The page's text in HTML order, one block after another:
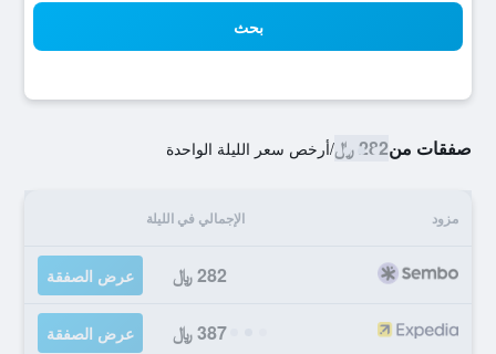
بحث
صفقات من282 ﷼ /أرخص سعر الليلة الواحدة
مزود الإجمالي في الليلة
282 ﷼ عرض الصفقة
387 ﷼ عرض الصفقة